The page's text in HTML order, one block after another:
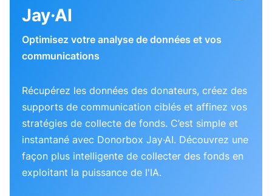
Jay·AI
Optimisez votre analyse de données et vos
communications
Récupérez les données des donateurs, créez des
supports de communication ciblés et affinez vos
stratégies de collecte de fonds. C’est simple et
instantané avec Donorbox Jay·AI. Découvrez une
façon plus intelligente de collecter des fonds en
exploitant la puissance de l'IA.